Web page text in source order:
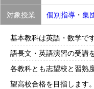
対象授業 個別指導 ・ 集
基本教科は英語・数学で
語長文・英語演習の受講
各教科とも志望校と習熟
望高校合格を目指します。